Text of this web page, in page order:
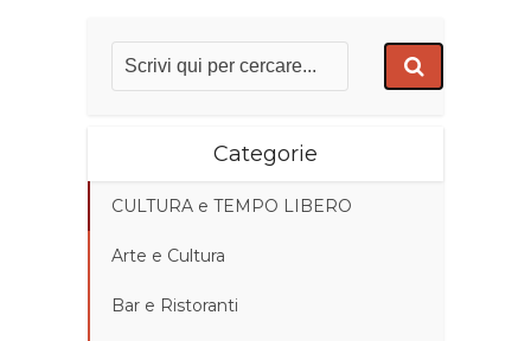
Categorie
CULTURA e TEMPO LIBERO
Arte e Cultura
Bar e Ristoranti